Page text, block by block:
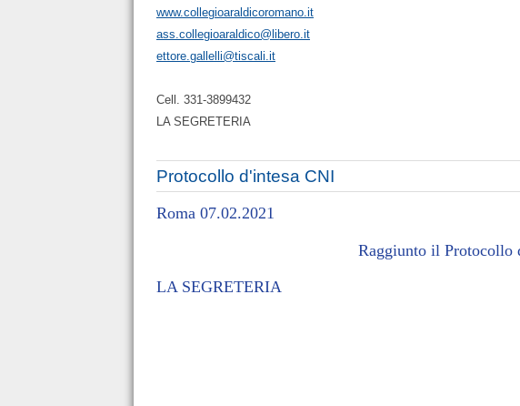
www.collegioaraldicoromano.it
ass.collegioaraldico@libero.it
ettore.gallelli@tiscali.it
Cell. 331-3899432
LA SEGRETERIA
Protocollo d'intesa CNI
Roma 07.02.2021
Raggiunto il Protocollo
LA SEGRETERIA